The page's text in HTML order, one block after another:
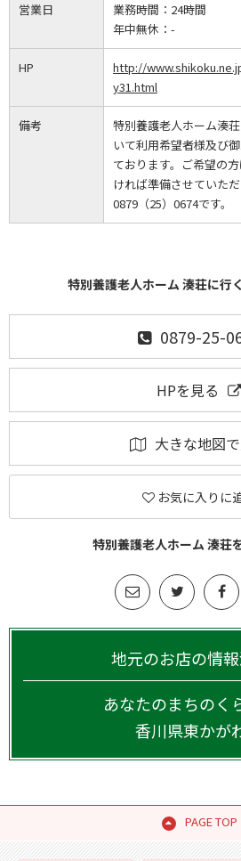
営業日 業務時間： 24時間
年中無休： -
HP
http://
y31.html
備考
特別養護老人ホーム湊
いて利用希望者様及び
ております。ご希望の
ければ準備させていた
0879（25）0674です。
特別養護老人ホーム 湊荘に行
0879-25-
HPを見る
大きな地図
お気に入りに
特別養護老人ホーム 湊荘
地元のお店の情報
あなたのまちのく
香川県東かが
PAGE TOP